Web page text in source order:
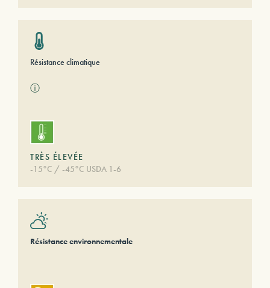
Résistance climatique
ⓘ
TRÈS ÉLEVÉE
-15°C / -45°C USDA 1-6
Résistance environnementale